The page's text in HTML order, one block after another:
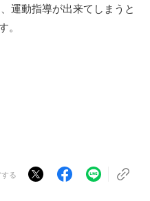
運動指導が出来てしまうと
る